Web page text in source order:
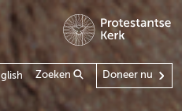
Zoeken Doneer nu